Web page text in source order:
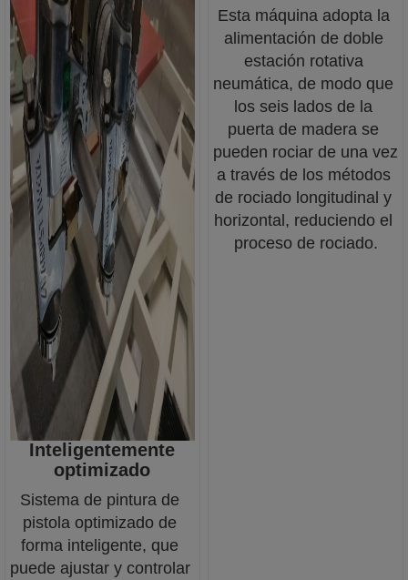
Inteligentemente
optimizado
Sistema de pintura de
pistola optimizado de
forma inteligente, que
puede ajustar y controlar
Esta máquina adopta la
alimentación de doble
estación rotativa
neumática, de modo que
los seis lados de la
puerta de madera se
pueden rociar de una vez
a través de los métodos
de rociado longitudinal y
horizontal, reduciendo el
proceso de rociado.